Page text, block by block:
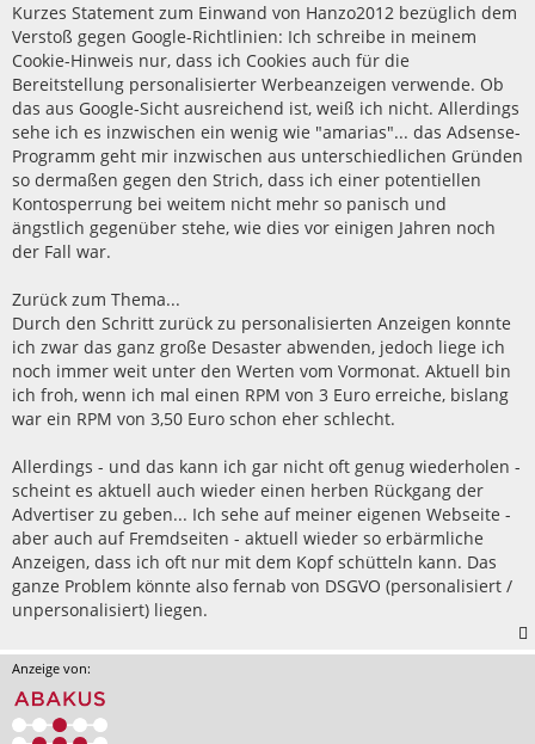
Kurzes Statement zum Einwand von Hanzo2012 bezüglich dem
Verstoß gegen Google-Richtlinien: Ich schreibe in meinem
Cookie-Hinweis nur, dass ich Cookies auch für die
Bereitstellung personalisierter Werbeanzeigen verwende. Ob
das aus Google-Sicht ausreichend ist, weiß ich nicht. Allerdings
sehe ich es inzwischen ein wenig wie "amarias"... das Adsense-
Programm geht mir inzwischen aus unterschiedlichen Gründen
so dermaßen gegen den Strich, dass ich einer potentiellen
Kontosperrung bei weitem nicht mehr so panisch und
ängstlich gegenüber stehe, wie dies vor einigen Jahren noch
der Fall war.
Zurück zum Thema...
Durch den Schritt zurück zu personalisierten Anzeigen konnte
ich zwar das ganz große Desaster abwenden, jedoch liege ich
noch immer weit unter den Werten vom Vormonat. Aktuell bin
ich froh, wenn ich mal einen RPM von 3 Euro erreiche, bislang
war ein RPM von 3,50 Euro schon eher schlecht.
Allerdings - und das kann ich gar nicht oft genug wiederholen -
scheint es aktuell auch wieder einen herben Rückgang der
Advertiser zu geben... Ich sehe auf meiner eigenen Webseite -
aber auch auf Fremdseiten - aktuell wieder so erbärmliche
Anzeigen, dass ich oft nur mit dem Kopf schütteln kann. Das
ganze Problem könnte also fernab von DSGVO (personalisiert /
unpersonalisiert) liegen.
Anzeige von: